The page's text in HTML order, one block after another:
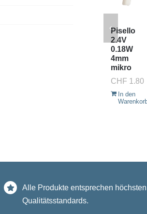
Pisello
2.4V
0.18W
4mm
mikro
CHF 1.80
In den
Alle Produkte entsprechen höchsten
Qualitätsstandards.